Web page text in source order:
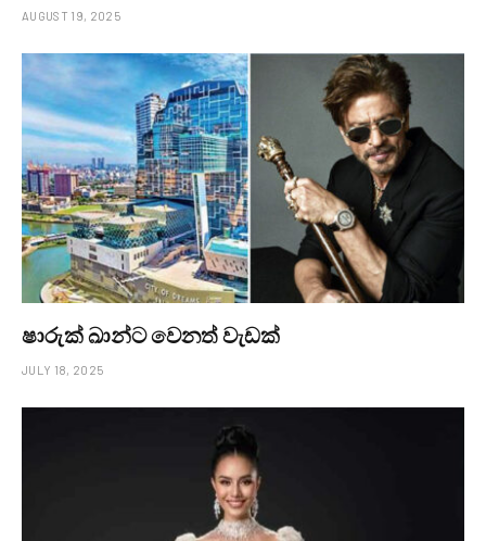
AUGUST 19, 2025
ෂාරුක් ඛාන්ට වෙනත් වැඩක්
JULY 18, 2025